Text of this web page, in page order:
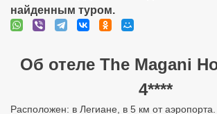
найденным туром.
Об отеле The Magani
4****
Расположен: в Легиане, в 5 км от